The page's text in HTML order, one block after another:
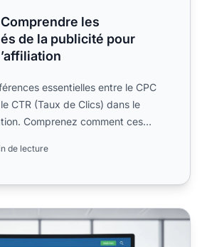
Comprendre les
de la publicité pour
essentielles entre le CPC
CTR (Taux de Clics) dans le
Comprenez comment ces
de lecture
est-il important ? Guide complet